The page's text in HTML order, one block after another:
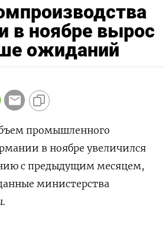
в ноябре вырос
ожиданий
промышленного
в ноябре увеличился
с предыдущим месяцем,
министерства